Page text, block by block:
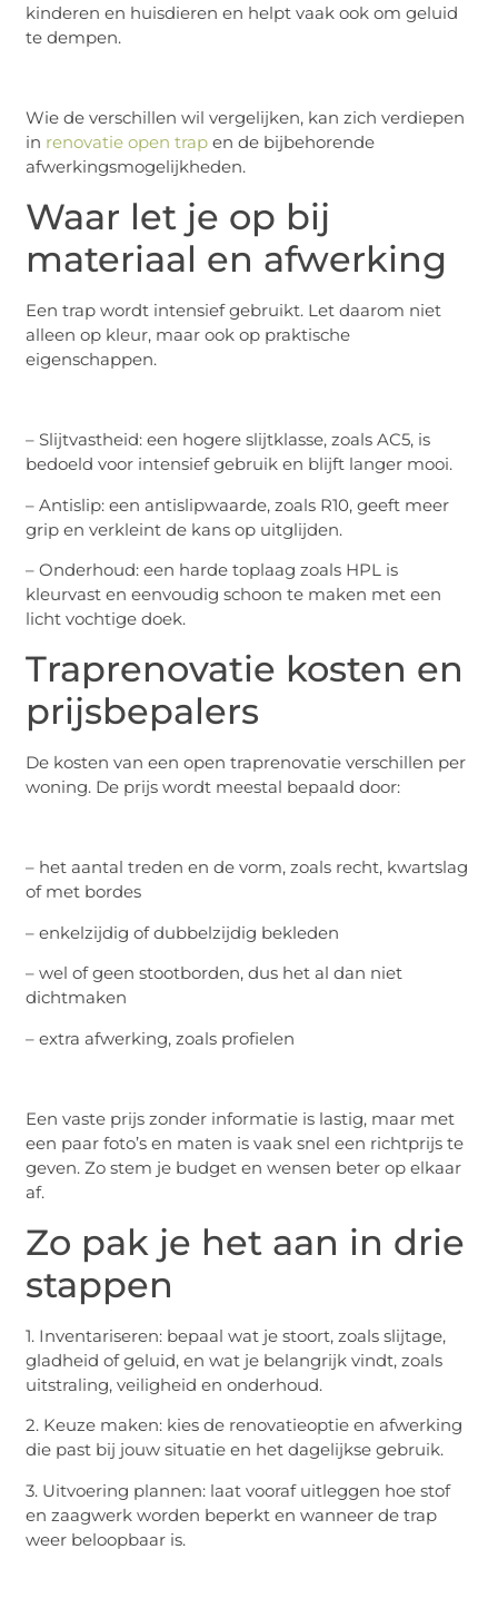
kinderen en huisdieren en helpt vaak ook om geluid
te dempen.
Wie de verschillen wil vergelijken, kan zich verdiepen
in renovatie open trap en de bijbehorende
afwerkingsmogelijkheden.
Waar let je op bij
materiaal en afwerking
Een trap wordt intensief gebruikt. Let daarom niet
alleen op kleur, maar ook op praktische
eigenschappen.
– Slijtvastheid: een hogere slijtklasse, zoals AC5, is
bedoeld voor intensief gebruik en blijft langer mooi.
– Antislip: een antislipwaarde, zoals R10, geeft meer
grip en verkleint de kans op uitglijden.
– Onderhoud: een harde toplaag zoals HPL is
kleurvast en eenvoudig schoon te maken met een
licht vochtige doek.
Traprenovatie kosten en
prijsbepalers
De kosten van een open traprenovatie verschillen per
woning. De prijs wordt meestal bepaald door:
– het aantal treden en de vorm, zoals recht, kwartslag
of met bordes
– enkelzijdig of dubbelzijdig bekleden
– wel of geen stootborden, dus het al dan niet
dichtmaken
– extra afwerking, zoals profielen
Een vaste prijs zonder informatie is lastig, maar met
een paar foto’s en maten is vaak snel een richtprijs te
geven. Zo stem je budget en wensen beter op elkaar
af.
Zo pak je het aan in drie
stappen
1. Inventariseren: bepaal wat je stoort, zoals slijtage,
gladheid of geluid, en wat je belangrijk vindt, zoals
uitstraling, veiligheid en onderhoud.
2. Keuze maken: kies de renovatieoptie en afwerking
die past bij jouw situatie en het dagelijkse gebruik.
3. Uitvoering plannen: laat vooraf uitleggen hoe stof
en zaagwerk worden beperkt en wanneer de trap
weer beloopbaar is.